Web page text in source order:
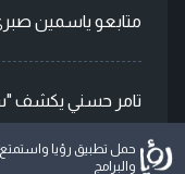
متابعو ياسمين
تامر حسني يكشف
حمل تطبيق رؤيا
والبرامج